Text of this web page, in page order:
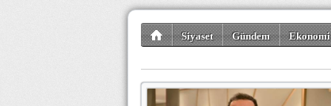
Siyaset Gündem Ekonomi